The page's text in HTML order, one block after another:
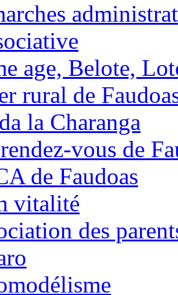
age, Belote,
rural de
la Charanga
vous de
de Faudoas
vitalité
des